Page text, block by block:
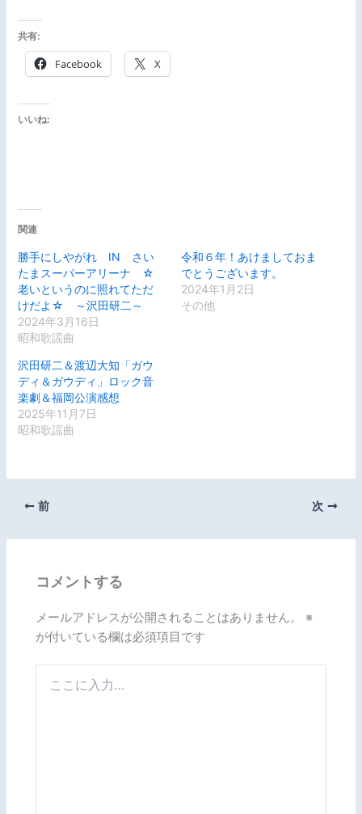
共有:
Facebook X
いいね:
関連
勝手にしやがれ IN さい
たまスーパーアリーナ ☆
老いというのに照れてただ
けだよ☆ ～沢田研二～
2024年3月16日
昭和歌謡曲
令和６年！あけましておま
でとうございます。
2024年1月2日
その他
沢田研二＆渡辺大知「ガウ
ディ＆ガウディ」ロック音
楽劇＆福岡公演感想
2025年11月7日
昭和歌謡曲
前 次
コメントする
メールアドレスが公開されることはありません。
※
が付いている欄は必須項目です